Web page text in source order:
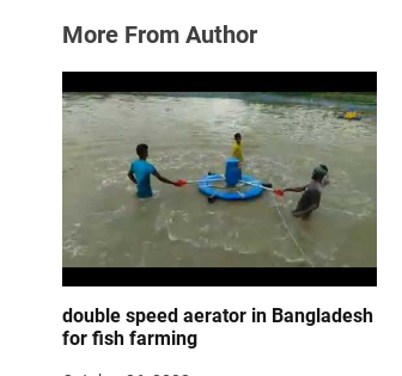
More From Author
double speed aerator in Bangladesh
for fish farming